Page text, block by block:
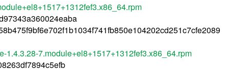
1.4.3.28-7.module+el8+1517+1312fef3.x86_64.rpm